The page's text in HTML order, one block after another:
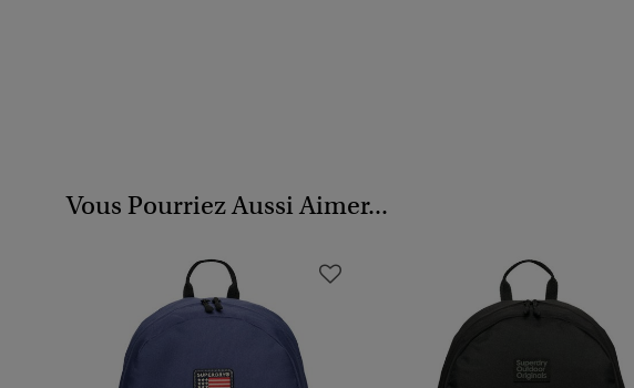
Vous Pourriez Aussi Aimer...